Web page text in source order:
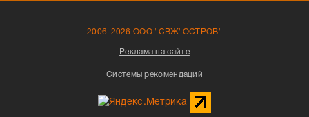
2006-2026 ООО "СВЖ"ОСТРОВ"
Реклама на сайте
Системы рекомендаций